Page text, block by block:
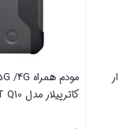
کاترپیلار مدل CAT Q10